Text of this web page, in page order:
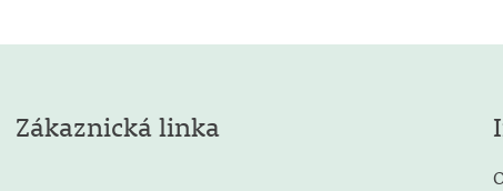
Zákaznická linka